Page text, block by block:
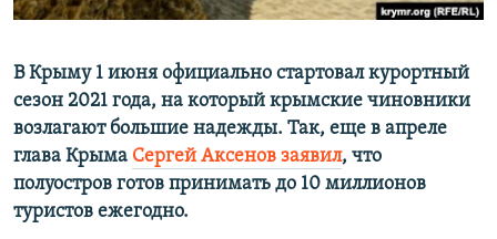
УКРАИНСКАЯ ПРОБЛЕМА КРЫМА
В Крыму 1 июня официально стартовал курортный
сезон 2021 года, на который крымские чиновники
возлагают большие надежды. Так, еще в апреле
глава Крыма Сергей Аксенов заявил, что
полуостров готов принимать до 10 миллионов
туристов ежегодно.